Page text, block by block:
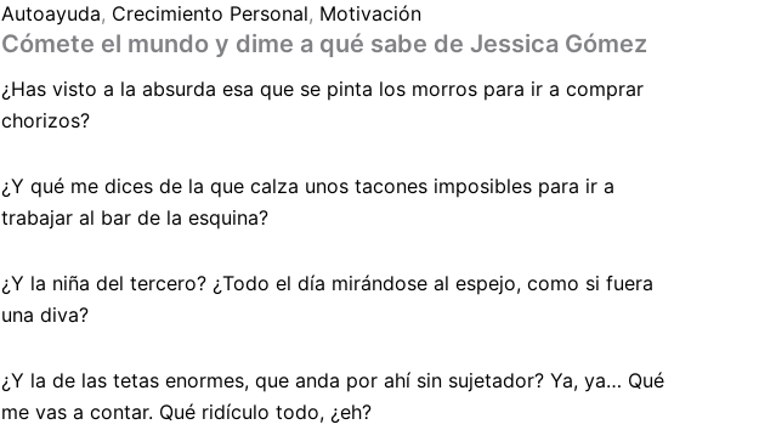
Autoayuda, Crecimiento Personal, Motivación
Cómete el mundo y dime a qué sabe de Jessica Gómez
¿Has visto a la absurda esa que se pinta los morros para ir a comprar
chorizos?
¿Y qué me dices de la que calza unos tacones imposibles para ir a
trabajar al bar de la esquina?
¿Y la niña del tercero? ¿Todo el día mirándose al espejo, como si fuera
una diva?
¿Y la de las tetas enormes, que anda por ahí sin sujetador? Ya, ya… Qué
me vas a contar. Qué ridículo todo, ¿eh?